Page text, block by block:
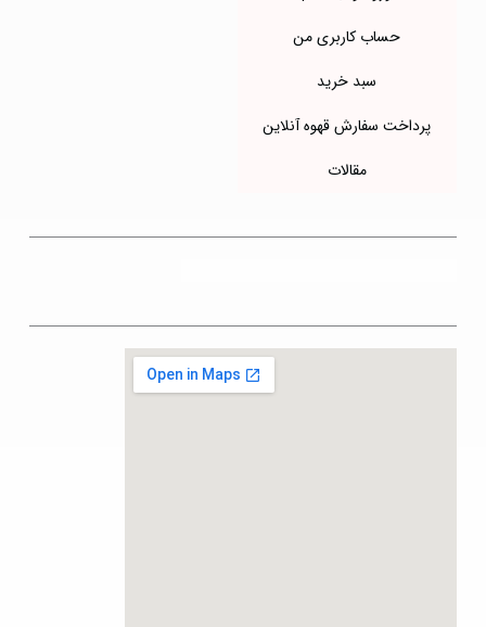
حساب کاربری من
سبد خرید
پرداخت سفارش قهوه آنلاین
مقالات